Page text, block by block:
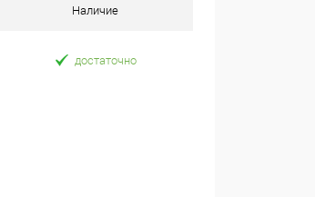
Наличие
достаточно